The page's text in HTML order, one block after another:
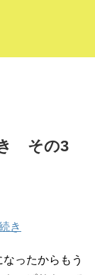
き その3
き
ったからもう